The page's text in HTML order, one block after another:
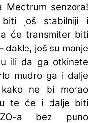
Medtrum senzora!
biti još stabilniji i
će transmiter biti
dakle, još su manje
ili da ga otkinete
mudro ga i dalje
kako ne bi morao
te će i dalje biti
a bez puno